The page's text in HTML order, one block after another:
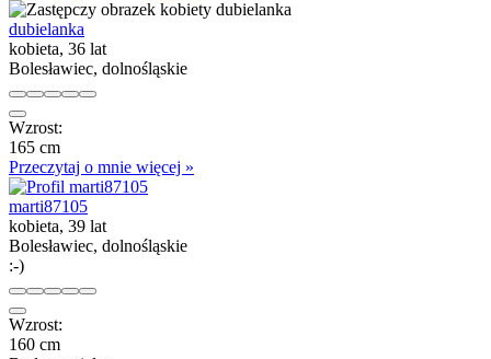
dubielanka
kobieta, 36 lat
Bolesławiec, dolnośląskie
Wzrost:
165 cm
Przeczytaj o mnie więcej »
marti87105
kobieta, 39 lat
Bolesławiec, dolnośląskie
:-)
Wzrost:
160 cm